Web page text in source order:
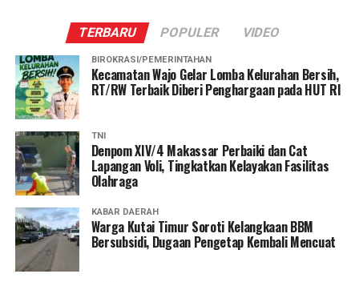
TERBARU POPULER VIDEO
BIROKRASI/PEMERINTAHAN
Kecamatan Wajo Gelar Lomba Kelurahan Bersih,
RT/RW Terbaik Diberi Penghargaan pada HUT RI
TNI
Denpom XIV/4 Makassar Perbaiki dan Cat
Lapangan Voli, Tingkatkan Kelayakan Fasilitas
Olahraga
KABAR DAERAH
Warga Kutai Timur Soroti Kelangkaan BBM
Bersubsidi, Dugaan Pengetap Kembali Mencuat